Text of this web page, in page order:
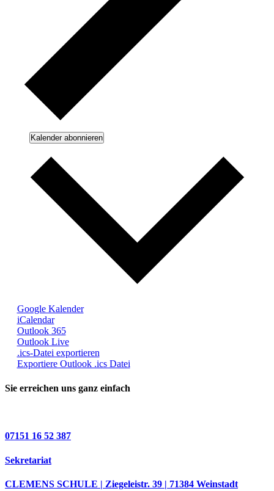
Kalender abonnieren
Google Kalender
iCalendar
Outlook 365
Outlook Live
.ics-Datei exportieren
Exportiere Outlook .ics Datei
Sie erreichen uns ganz einfach
07151 16 52 387
Sekretariat
CLEMENS SCHULE | Ziegeleistr. 39 | 71384 Weinstadt